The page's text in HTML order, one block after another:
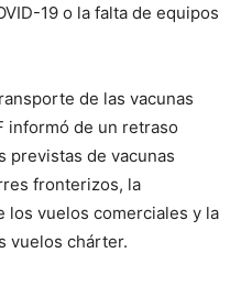
19 o la falta de equipos
de las vacunas
informó de un retraso
previstas de vacunas
fronterizos, la
los vuelos comerciales y la
vuelos chárter.